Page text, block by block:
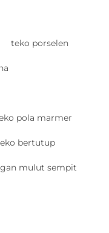
teko porselen
pola marmer
bertutup
mulut sempit